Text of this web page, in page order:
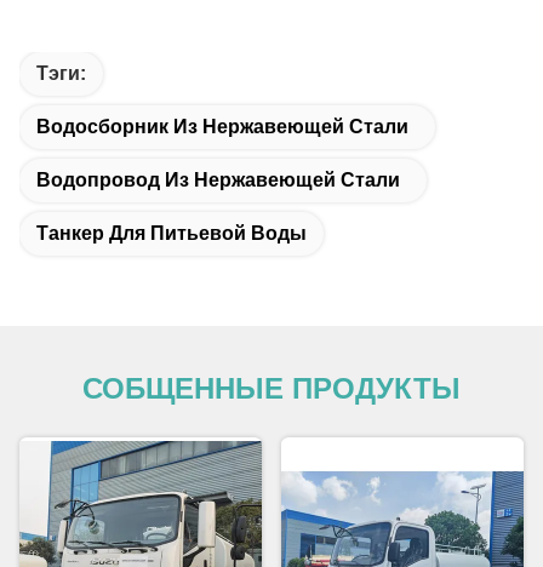
Тэги:
Водосборник Из Нержавеющей Стали
Водопровод Из Нержавеющей Стали
Танкер Для Питьевой Воды
СОБЩЕННЫЕ ПРОДУКТЫ